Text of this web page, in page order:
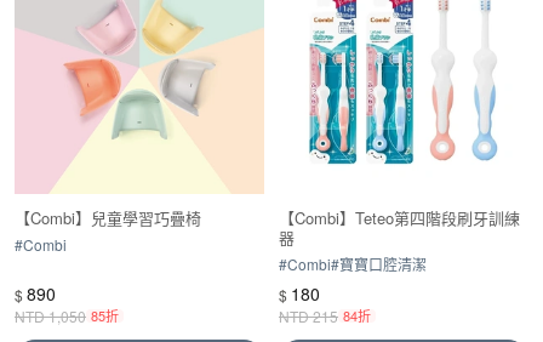
【Combi】兒童學習巧疊椅
#Combi
$ 890
NTD1,050 85折
【Combi】Teteo第四階段刷牙訓練
器
#Combi#寶寶口腔清潔
$ 180
NTD215 84折